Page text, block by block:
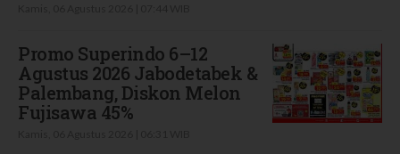
Promo Superindo 6–12
Agustus 2026 Jabodetabek &
Palembang, Diskon Melon
Fujisawa 45%